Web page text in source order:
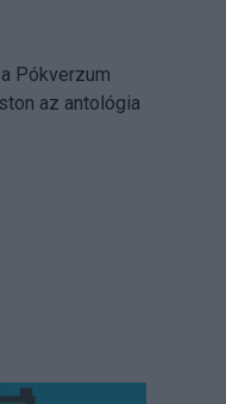
Pókverzum
az antológia